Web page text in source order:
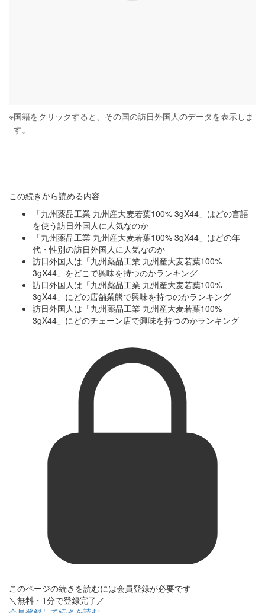
※国籍をクリックすると、その国の訪日外国人のデータを表示しま
す。
この続きから読める内容
「九州薬品工業 九州産大麦若葉100% 3gX44」はどの言語
を使う訪日外国人に人気なのか
「九州薬品工業 九州産大麦若葉100% 3gX44」はどの年
代・性別の訪日外国人に人気なのか
訪日外国人は「九州薬品工業 九州産大麦若葉100%
3gX44」をどこで興味を持つのかランキング
訪日外国人は「九州薬品工業 九州産大麦若葉100%
3gX44」にどの店舗業態で興味を持つのかランキング
訪日外国人は「九州薬品工業 九州産大麦若葉100%
3gX44」にどのチェーン店で興味を持つのかランキング
このページの続きを読むには会員登録が必要です
＼無料・1分で登録完了／